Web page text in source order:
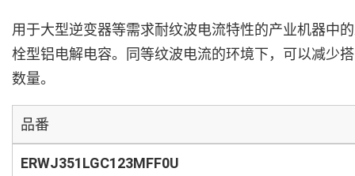
用于大型逆变器等需求耐纹波电流特性的产业机器中
栓型铝电解电容。同等纹波电流的环境下，可以减少
数量。
品番
ERWJ351LGC123MFF0U